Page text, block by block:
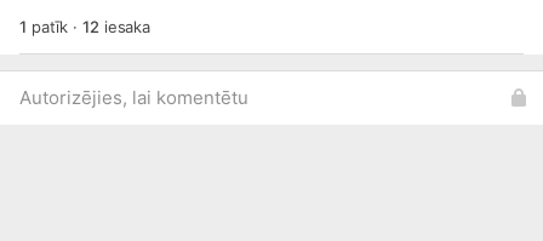
1 patīk ·12 iesaka
Autorizējies, lai komentētu